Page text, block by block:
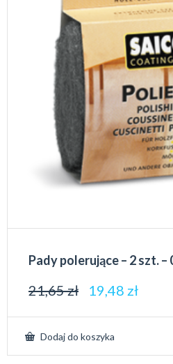
Pady polerujące – 2 szt. –
21,65zł 19,48 zł
Dodaj do koszyka